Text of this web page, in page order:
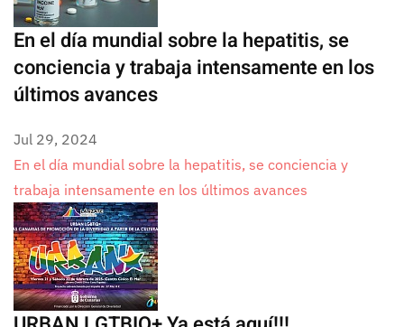
En el día mundial sobre la hepatitis, se
conciencia y trabaja intensamente en los
últimos avances
Jul 29, 2024
En el día mundial sobre la hepatitis, se conciencia y
trabaja intensamente en los últimos avances